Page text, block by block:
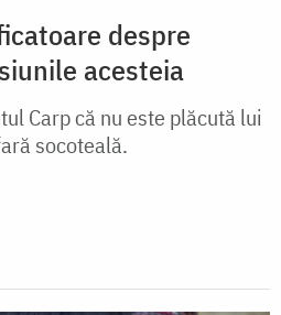
despre
acesteia
Carp că nu este plăcută lui
socoteală.